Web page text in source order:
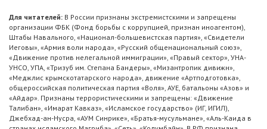
Для читателей: В России признаны экстремистскими и запрещены
организации ФБК (Фонд борьбы с коррупцией, признан иноагентом),
Штабы Навального, «Национал-большевистская партия», «Свидетели
Иеговы», «Армия воли народа», «Русский общенациональный союз»,
«Движение против нелегальной иммиграции», «Правый сектор», УНА-
УНСО, УПА, «Тризуб им. Степана Бандеры», «Мизантропик дивижн»,
«Меджлис крымскотатарского народа», движение «Артподготовка»,
общероссийская политическая партия «Воля», АУЕ, батальоны «Азов» и
«Айдар». Признаны террористическими и запрещены: «Движение
Талибан», «Имарат Кавказ», «Исламское государство» (ИГ, ИГИЛ),
Джебхад-ан-Нусра, «АУМ Синрике», «Братья-мусульмане», «Аль-Каида в